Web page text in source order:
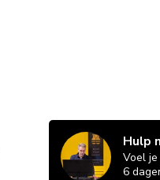
Hulp
Voel
6